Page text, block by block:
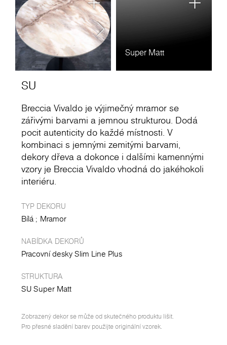
Super Matt
SU
Breccia Vivaldo je výjimečný mramor se
zářivými barvami a jemnou strukturou. Dodá
pocit autenticity do každé místnosti. V
kombinaci s jemnými zemitými barvami,
dekory dřeva a dokonce i dalšími kamennými
vzory je Breccia Vivaldo vhodná do jakéhokoli
interiéru.
TYP DEKORU
Bílá Mramor
NABÍDKA DEKORŮ
Pracovní desky Slim Line Plus
STRUKTURA
SU Super Matt
Zobrazený dekor se může od skutečného produktu lišit.
Pro přesné sladění barev použijte originální vzorek.